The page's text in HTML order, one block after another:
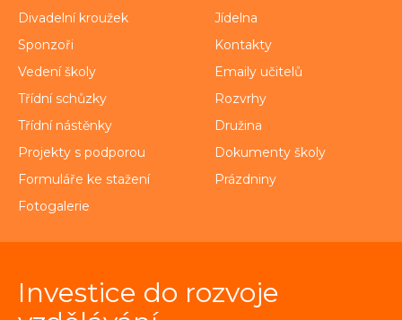
Divadelní kroužek
Jídelna
Sponzoři
Kontakty
Vedení školy
Emaily učitelů
Třídní schůzky
Rozvrhy
Třídní nástěnky
Družina
Projekty s podporou
Dokumenty školy
Formuláře ke stažení
Prázdniny
Fotogalerie
Investice do rozvoje